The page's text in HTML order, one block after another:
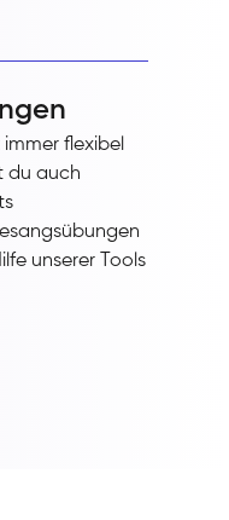
flexibel
du auch
unserer Tools